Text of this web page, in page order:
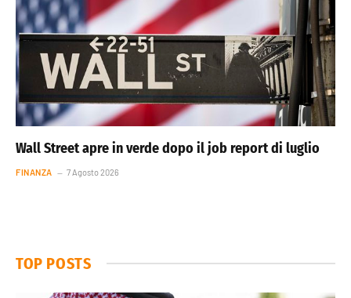
Wall Street apre in verde dopo il job report di luglio
FINANZA 7 Agosto 2026
TOP POSTS